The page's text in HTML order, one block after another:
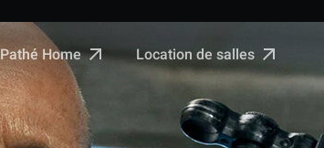
Pathé Home Location de salles